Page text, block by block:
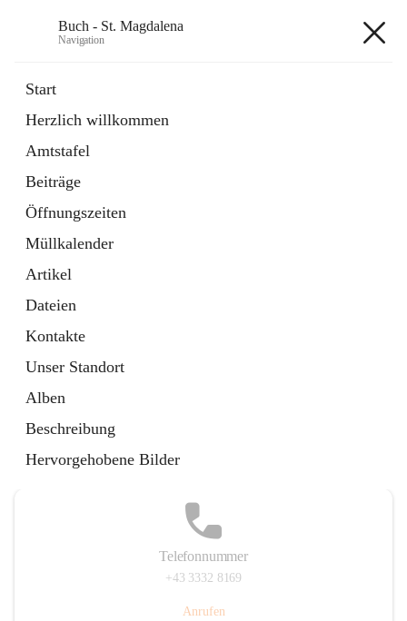
Buch - St. Magdalena
Navigation
Start
Herzlich willkommen
Amtstafel
Beiträge
Öffnungszeiten
Müllkalender
Artikel
Dateien
Kontakte
Unser Standort
Alben
Beschreibung
Hervorgehobene Bilder
11 Schnellzugriffe
Bürgerservice
10 Schnellzugriffe
Telefonnummer
+43 3332 8169
Anrufen